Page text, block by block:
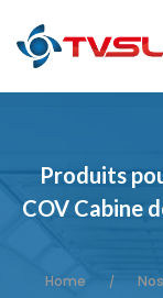
Produits
COV Cabine
Home /